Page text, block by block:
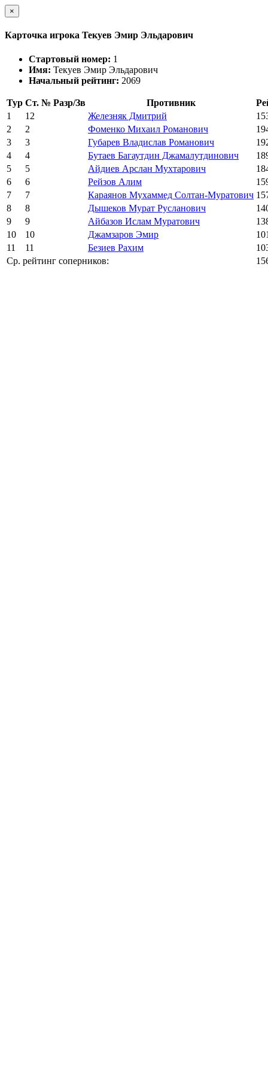
×
Карточка игрока Текуев Эмир Эльдарович
Стартовый номер: 1
Имя: Текуев Эмир Эльдарович
Начальный рейтинг: 2069
Тур Ст. № Разр/Зв Противник
1
12 Железняк Дмитрий
2
2 Фоменко Михаил Романович
3
3 Губарев Владислав Романович
4
4 Бутаев Багаутдин Джамалутдинович
5
5 Айдиев Арслан Мухтарович
6
6 Рейзов Алим
7
7 Караянов Мухаммед Солтан-Муратович
8
8 Дышеков Мурат Русланович
9
9 Айбазов Ислам Муратович
10
10 Джамзаров Эмир
11
11 Безиев Рахим
Ср. рейтинг соперников: